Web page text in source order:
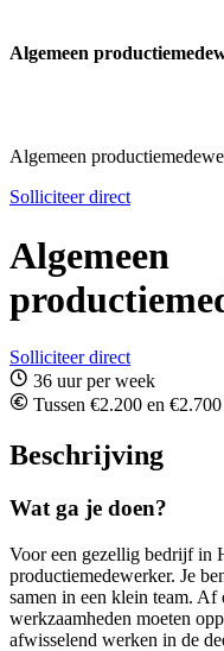
Algemeen
Algemeen
Solliciteer direct
Algemeen
Solliciteer direct
36 uur per week
Tussen €2.200 en
Beschrijving
Wat ga je doen?
Voor een gezellig bedrijf in
productiemedewerker. Je
samen in een klein team. Af
werkzaamheden moeten
afwisselend werken in de